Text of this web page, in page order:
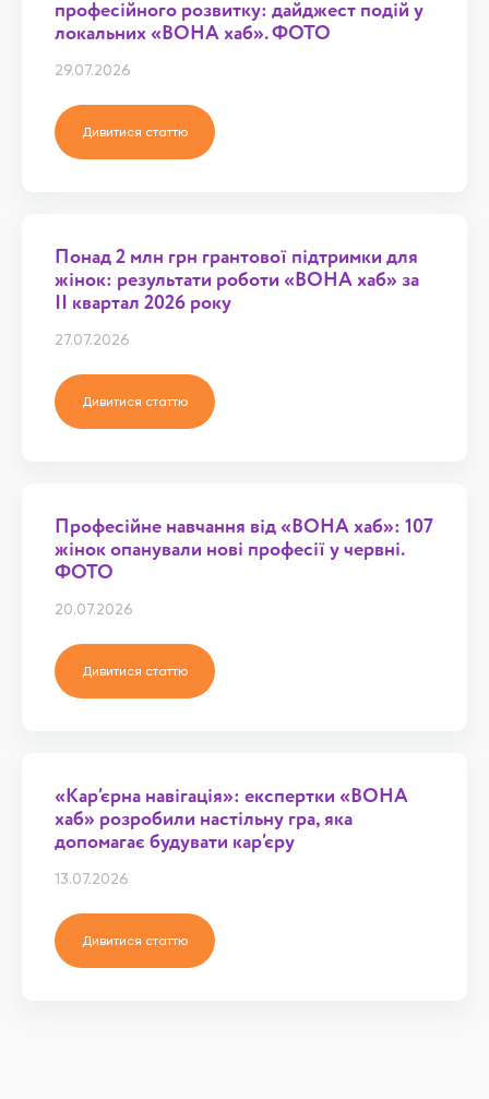
професійного розвитку: дайджест подій у
локальних «ВОНА хаб». ФОТО
29.07.2026
Дивитися статтю
Понад 2 млн грн грантової підтримки для
жінок: результати роботи «ВОНА хаб» за
ІІ квартал 2026 року
27.07.2026
Дивитися статтю
Професійне навчання від «ВОНА хаб»: 107
жінок опанували нові професії у червні.
ФОТО
20.07.2026
Дивитися статтю
«Кар’єрна навігація»: експертки «ВОНА
хаб» розробили настільну гра, яка
допомагає будувати кар’єру
13.07.2026
Дивитися статтю